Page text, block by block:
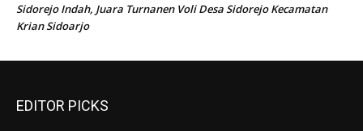
Sidorejo Indah, Juara Turnanen Voli Desa Sidorejo Kecamatan
Krian Sidoarjo
EDITOR PICKS